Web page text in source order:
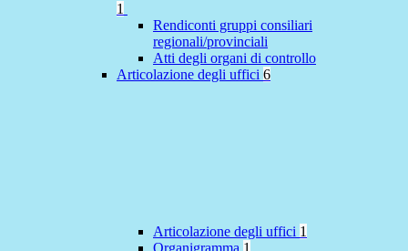
1
Rendiconti gruppi consiliari
regionali/provinciali
Atti degli organi di controllo
Articolazione degli uffici 6
Articolazione degli uffici 1